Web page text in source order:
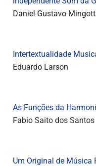
Daniel Gustavo
Intertextualidade
Eduardo Larson
As Funções da
Fabio Saito dos Santos
Um Original de Música